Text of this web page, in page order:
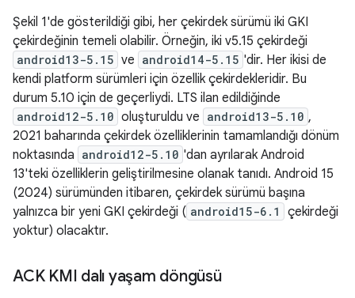
Şekil 1'de gösterildiği gibi, her çekirdek sürümü iki GKI
çekirdeğinin temeli olabilir. Örneğin, iki v5.15 çekirdeği
android13-5.15 ve android14-5.15 'dir. Her ikisi de
kendi platform sürümleri için özellik çekirdekleridir. Bu
durum 5.10 için de geçerliydi. LTS ilan edildiğinde
android12-5.10 oluşturuldu ve android13-5.10 ,
2021 baharında çekirdek özelliklerinin tamamlandığı dönüm
noktasında android12-5.10 'dan ayrılarak Android
13'teki özelliklerin geliştirilmesine olanak tanıdı. Android 15
(2024) sürümünden itibaren, çekirdek sürümü başına
yalnızca bir yeni GKI çekirdeği ( android15-6.1
çekirdeği
yoktur) olacaktır.
ACK KMI dalı yaşam döngüsü